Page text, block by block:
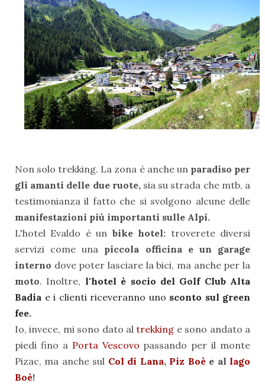
Non solo trekking. La zona è anche un paradiso per
gli amanti delle due ruote, sia su strada che mtb, a
testimonianza il fatto che si svolgono alcune delle
manifestazioni più importanti sulle Alpi.
L'hotel Evaldo è un bike hotel: troverete diversi
servizi come una piccola officina e un garage
interno dove poter lasciare la bici, ma anche per la
moto. Inoltre, l'hotel è socio del Golf Club Alta
Badia e i clienti riceveranno uno sconto sul green
fee.
Io, invece, mi sono dato altrekking e sono andato a
piedi fino a Porta Vescovo passando per il monte
Pizac, ma anche sul Col di Lana, Piz Boèe allago
Boè!